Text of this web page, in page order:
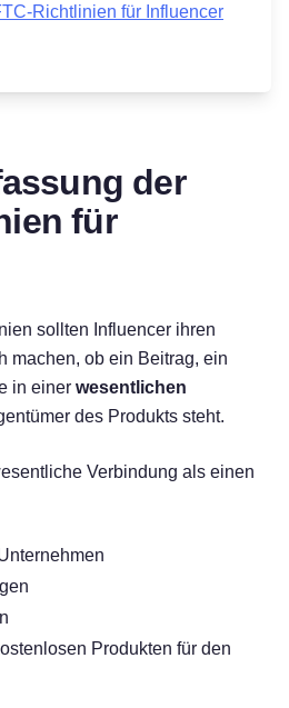
Richtlinien für Influencer
der
für
sollten Influencer ihren
machen, ob ein Beitrag, ein
in einer wesentlichen
des Produkts steht.
Verbindung als einen
Produkten für den